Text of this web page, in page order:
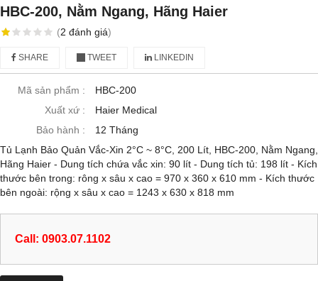
HBC-200, Nằm Ngang, Hãng Haier
(2 đánh giá)
SHARE TWEET LINKEDIN
Mã sản phẩm :
HBC-200
Xuất xứ :
Haier Medical
Bảo hành :
12 Tháng
Tủ Lạnh Bảo Quản Vắc-Xin 2°C ~ 8°C, 200 Lít, HBC-200, Nằm Ngang,
Hãng Haier - Dung tích chứa vắc xin: 90 lít - Dung tích tủ: 198 lít - Kích
thước bên trong: rông x sâu x cao = 970 x 360 x 610 mm - Kích thước
bên ngoài: rộng x sâu x cao = 1243 x 630 x 818 mm
Call: 0903.07.1102